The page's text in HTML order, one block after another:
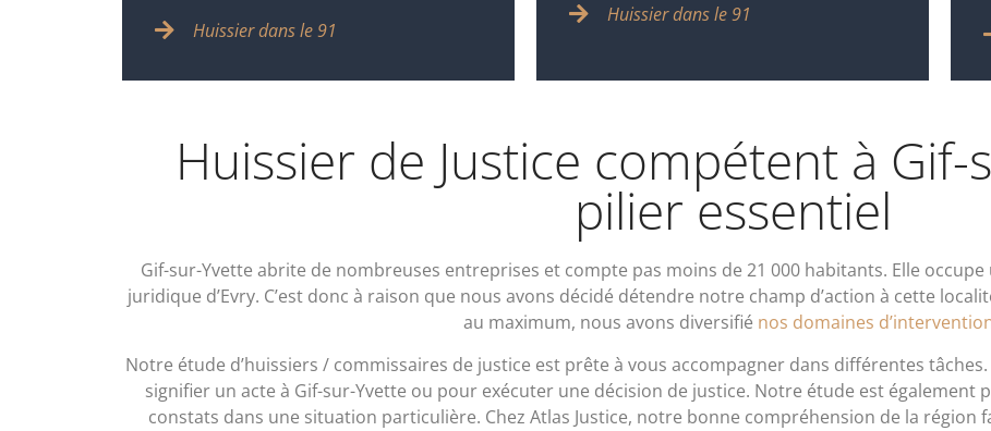
Huissier dans le 91
Huissier dans le 91
Huissier de Justice compétent à Gif-
pilier essentiel
Gif-sur-Yvette abrite de nombreuses entreprises et compte pas moins de 21 000 habitants. Elle
juridique d’Evry. C’est donc à raison que nous avons décidé détendre notre champ d’action à cette
au maximum, nous avons diversifié nos domaines
Notre étude d’huissiers / commissaires de justice est prête à vous accompagner dans différentes
signifier un acte à Gif-sur-Yvette ou pour exécuter une décision de justice. Notre étude est également
constats dans une situation particulière. Chez Atlas Justice, notre bonne compréhension de la